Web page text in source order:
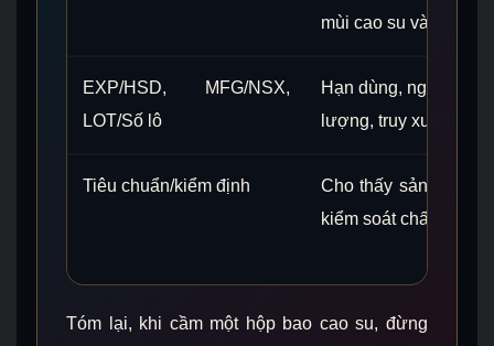
mùi cao su và thêm
EXP/HSD, MFG/NSX,
LOT/Số lô
Hạn dùng, ngày sản
lượng, truy xuất
Tiêu chuẩn/kiểm định
Cho thấy sản phẩm
kiểm soát chất lượng
Tóm lại, khi cầm một hộp bao cao su, đừng